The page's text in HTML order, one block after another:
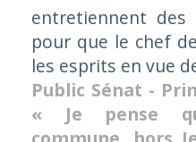
entretiennent des
pour que le chef
les esprits en vue
Public Sénat -
« Je pense